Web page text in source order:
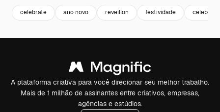
celebrate ano novo reveillon festividade
A plataforma criativa para você direcionar seu melhor trabalho.
Mais de 1 milhão de assinantes entre criativos, empresas,
agências e estúdios.